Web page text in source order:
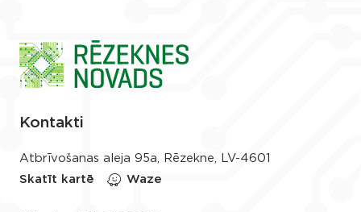
Kontakti
Atbrīvošanas aleja 95a, Rēzekne, LV-4601
Skatīt kartē
Waze